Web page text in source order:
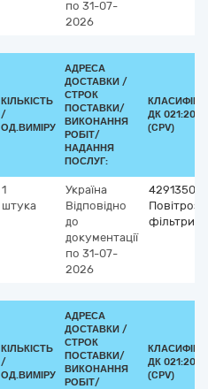
по 31-07-
2026
КІЛЬКІСТЬ
/
ОД.ВИМІРУ
АДРЕСА
ДОСТАВКИ /
СТРОК
ПОСТАВКИ/
ВИКОНАННЯ
РОБІТ/
НАДАННЯ
ПОСЛУГ:
ДК 021:2015
(CPV)
1
штука
Україна
Відповідно
до
документації
по 31-07-
2026
фільтри
КІЛЬКІСТЬ
/
ОД.ВИМІРУ
АДРЕСА
ДОСТАВКИ /
СТРОК
ПОСТАВКИ/
ВИКОНАННЯ
РОБІТ/
ДК 021:2015
(CPV)